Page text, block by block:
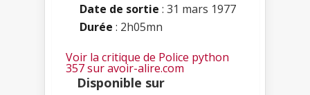
Date de sortie : 31 mars 1977
Durée : 2h05mn
Voir la critique de Police python
357 sur avoir-alire.com
Disponible sur